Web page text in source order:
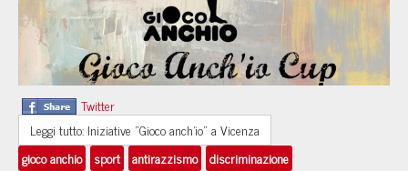
Twitter
Leggi tutto: Iniziative "Gioco anch'io" a Vicenza
gioco anchio
sport antirazzismo discriminazione